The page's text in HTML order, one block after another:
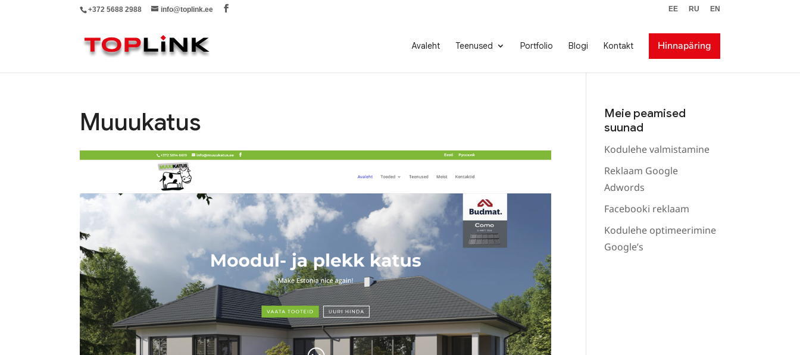
+372 5688 2988 info@toplink.ee EE RU EN
Avaleht Teenused Portfolio Blogi Kontakt Hinnapäring
Muuukatus
Meie peamised
suunad
Kodulehe valmistamine
Reklaam Google
Adwords
Facebooki reklaam
Kodulehe optimeerimine
Google’s